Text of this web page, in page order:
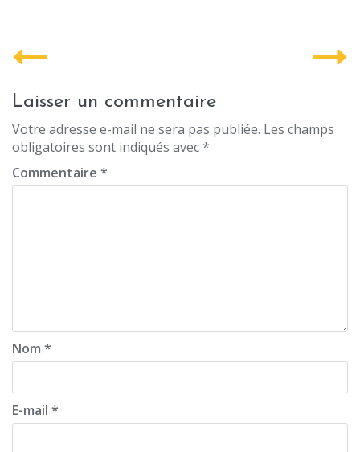
P
s
t
n
a
i
o
n
Laisser un commentaire
Votre adresse e-mail ne sera pas publiée. Les champs
obligatoires sont indiqués avec*
Commentaire *
Nom *
E-mail *